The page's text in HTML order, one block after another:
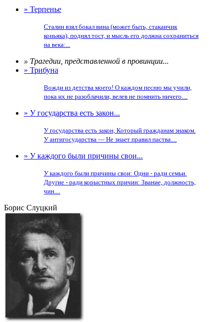
» Терпенье
Сталин взял бокал вина (может быть, стаканчик
коньяка), поднял тост, и мысль его должна сохраниться
на века:...
» Трагедии, представленной в провинции...
» Трибуна
Вожди из детства моего! О каждом песню мы учили,
пока их не разоблачили, велев не помнить ничего....
» У государства есть закон...
У государства есть закон, Который гражданам знаком.
У антигосударства — Не знает правил паства....
» У каждого были причины свои...
У каждого были причины свои: Одни - ради семьи.
Другие - ради корыстных причин: Звание, должность,
чин....
Борис Слуцкий